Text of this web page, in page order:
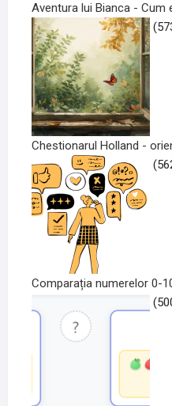
Aventura lui Bianca - Cum
Chestionarul Holland -
Comparația numerelor 0-